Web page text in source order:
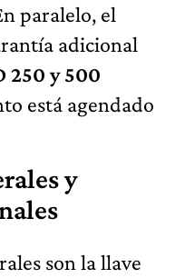
paralelo, el
adicional
250 y 500
está agendado
y
son la llave